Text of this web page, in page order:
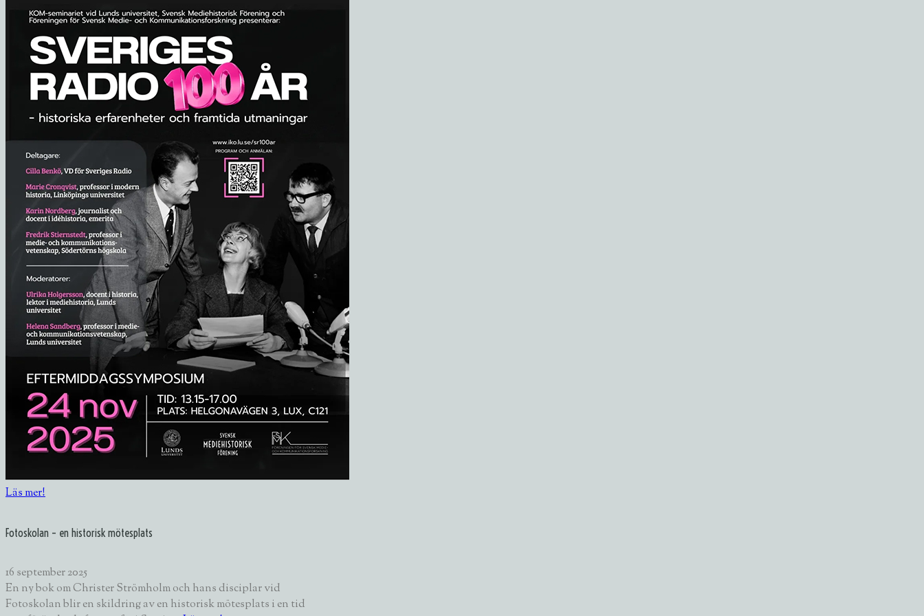
Läs mer!
Fotoskolan – en historisk mötesplats
16 september 2025
En ny bok om Christer Strömholm och hans disciplar vid
Fotoskolan blir en skildring av en historisk mötesplats i en tid